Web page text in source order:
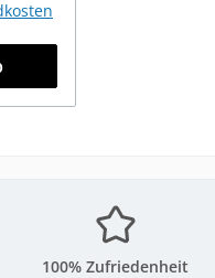
100% Zufriedenheit